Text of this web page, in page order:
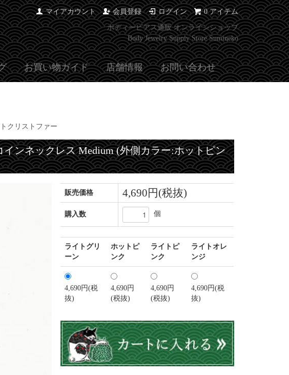
マイアカウント 会員登録 ログイン 0 アイテム
ボディーピアス通販 オンラインショップ
Body Jewelry Supply Store Sumineko
お買い物ガイド 店舗情報 お問い合わせ
クリストファー
インネックレス Medium (外側カラー:ホットピン
販売価格 4,690円(税抜)
購入数 個
ライトグリ
ーン
ホットピ
ンク
ライトピ
ンク
ライトオレ
ンジ
4,690円(税
抜)
4,690円
(税抜)
4,690円
(税抜)
4,690円(税
抜)